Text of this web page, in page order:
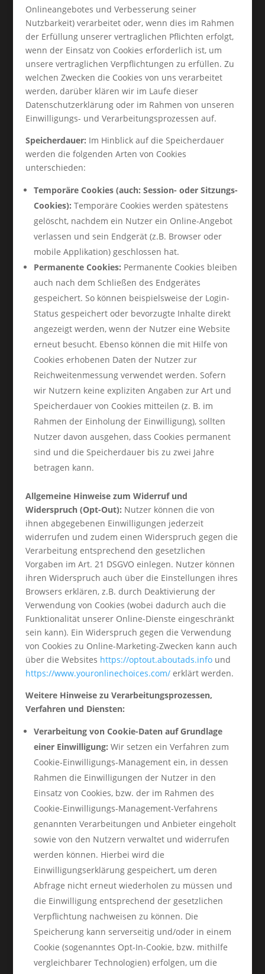
Onlineangebotes und Verbesserung seiner
Nutzbarkeit) verarbeitet oder, wenn dies im Rahmen
der Erfüllung unserer vertraglichen Pflichten erfolgt,
wenn der Einsatz von Cookies erforderlich ist, um
unsere vertraglichen Verpflichtungen zu erfüllen. Zu
welchen Zwecken die Cookies von uns verarbeitet
werden, darüber klären wir im Laufe dieser
Datenschutzerklärung oder im Rahmen von unseren
Einwilligungs- und Verarbeitungsprozessen auf.
Speicherdauer: Im Hinblick auf die Speicherdauer
werden die folgenden Arten von Cookies
unterschieden:
Temporäre Cookies (auch: Session- oder Sitzungs-
Cookies): Temporäre Cookies werden spätestens
gelöscht, nachdem ein Nutzer ein Online-Angebot
verlassen und sein Endgerät (z.B. Browser oder
mobile Applikation) geschlossen hat.
Permanente Cookies: Permanente Cookies bleiben
auch nach dem Schließen des Endgerätes
gespeichert. So können beispielsweise der Login-
Status gespeichert oder bevorzugte Inhalte direkt
angezeigt werden, wenn der Nutzer eine Website
erneut besucht. Ebenso können die mit Hilfe von
Cookies erhobenen Daten der Nutzer zur
Reichweitenmessung verwendet werden. Sofern
wir Nutzern keine expliziten Angaben zur Art und
Speicherdauer von Cookies mitteilen (z. B. im
Rahmen der Einholung der Einwilligung), sollten
Nutzer davon ausgehen, dass Cookies permanent
sind und die Speicherdauer bis zu zwei Jahre
betragen kann.
Allgemeine Hinweise zum Widerruf und
Widerspruch (Opt-Out): Nutzer können die von
ihnen abgegebenen Einwilligungen jederzeit
widerrufen und zudem einen Widerspruch gegen die
Verarbeitung entsprechend den gesetzlichen
Vorgaben im Art. 21 DSGVO einlegen. Nutzer können
ihren Widerspruch auch über die Einstellungen ihres
Browsers erklären, z.B. durch Deaktivierung der
Verwendung von Cookies (wobei dadurch auch die
Funktionalität unserer Online-Dienste eingeschränkt
sein kann). Ein Widerspruch gegen die Verwendung
von Cookies zu Online-Marketing-Zwecken kann auch
über die Websites https://optout.aboutads.infound
https://www.youronlinechoices.com/erklärt werden.
Weitere Hinweise zu Verarbeitungsprozessen,
Verfahren und Diensten:
Verarbeitung von Cookie-Daten auf Grundlage
einer Einwilligung: Wir setzen ein Verfahren zum
Cookie-Einwilligungs-Management ein, in dessen
Rahmen die Einwilligungen der Nutzer in den
Einsatz von Cookies, bzw. der im Rahmen des
Cookie-Einwilligungs-Management-Verfahrens
genannten Verarbeitungen und Anbieter eingeholt
sowie von den Nutzern verwaltet und widerrufen
werden können. Hierbei wird die
Einwilligungserklärung gespeichert, um deren
Abfrage nicht erneut wiederholen zu müssen und
die Einwilligung entsprechend der gesetzlichen
Verpflichtung nachweisen zu können. Die
Speicherung kann serverseitig und/oder in einem
Cookie (sogenanntes Opt-In-Cookie, bzw. mithilfe
vergleichbarer Technologien) erfolgen, um die